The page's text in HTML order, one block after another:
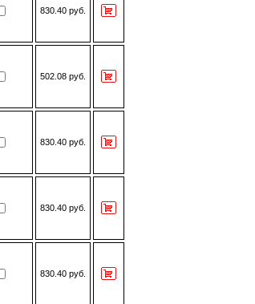
830.40 руб.
502.08 руб.
830.40 руб.
830.40 руб.
830.40 руб.